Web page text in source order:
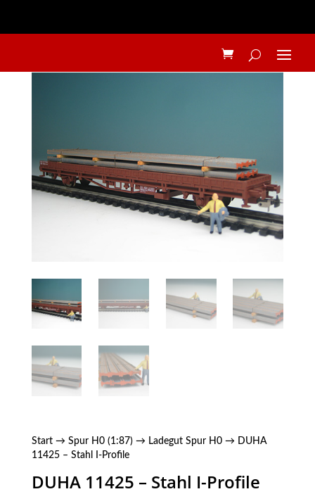
Start→ Spur H0 (1:87)→ Ladegut Spur H0→ DUHA
11425 – Stahl I-Profile
DUHA 11425 – Stahl I-Profile